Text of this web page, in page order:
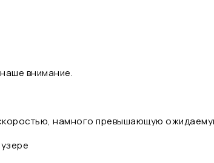
внимание.
намного превышающую